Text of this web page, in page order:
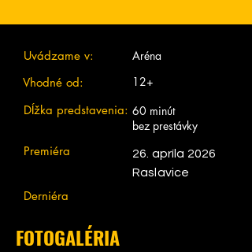
Uvádzame v:
Aréna
Vhodné od:
12+
Dĺžka predstavenia: 60 minút
bez prestávky
Premiéra
26. apríla 2026
Raslavice
Derniéra
FOTOGALÉRIA